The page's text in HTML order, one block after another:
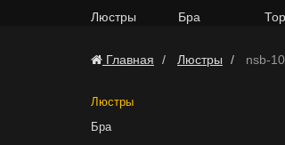
Люстры Бра
Главная Люстры nsb-
Люстры
Бра